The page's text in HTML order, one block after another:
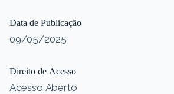
Data de Publicação
09/05/2025
Direito de Acesso
Acesso Aberto